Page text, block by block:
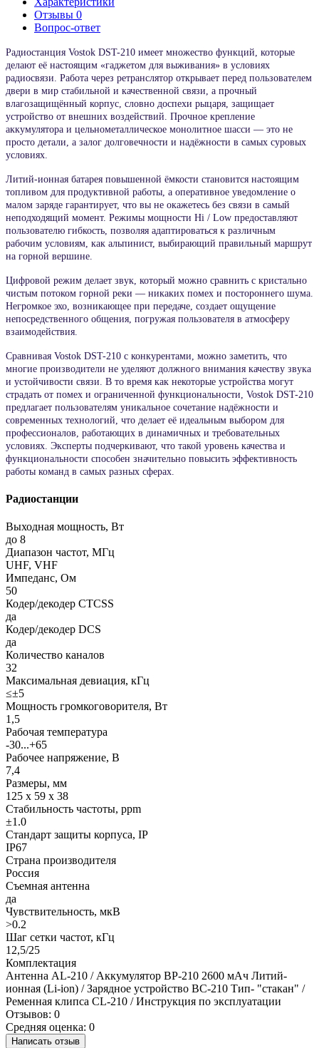
Отзывы 0
Вопрос-ответ
Радиостанция Vostok DST-210 имеет множество функций, которые
делают её настоящим «гаджетом для выживания» в условиях
радиосвязи. Работа через ретранслятор открывает перед пользователем
двери в мир стабильной и качественной связи, а прочный
влагозащищённый корпус, словно доспехи рыцаря, защищает
устройство от внешних воздействий. Прочное крепление
аккумулятора и цельнометаллическое монолитное шасси — это не
просто детали, а залог долговечности и надёжности в самых суровых
условиях.
Литий-ионная батарея повышенной ёмкости становится настоящим
топливом для продуктивной работы, а оперативное уведомление о
малом заряде гарантирует, что вы не окажетесь без связи в самый
неподходящий момент. Режимы мощности Hi / Low предоставляют
пользователю гибкость, позволяя адаптироваться к различным
рабочим условиям, как альпинист, выбирающий правильный маршрут
на горной вершине.
Цифровой режим делает звук, который можно сравнить с кристально
чистым потоком горной реки — никаких помех и постороннего шума.
Негромкое эхо, возникающее при передаче, создает ощущение
непосредственного общения, погружая пользователя в атмосферу
взаимодействия.
Сравнивая Vostok DST-210 с конкурентами, можно заметить, что
многие производители не уделяют должного внимания качеству звука
и устойчивости связи. В то время как некоторые устройства могут
страдать от помех и ограниченной функциональности, Vostok DST-210
предлагает пользователям уникальное сочетание надёжности и
современных технологий, что делает её идеальным выбором для
профессионалов, работающих в динамичных и требовательных
условиях. Эксперты подчеркивают, что такой уровень качества и
функциональности способен значительно повысить эффективность
работы команд в самых разных сферах.
Радиостанции
Выходная мощность, Вт
до 8
Диапазон частот, МГц
UHF, VHF
Импеданс, Ом
50
Кодер/декодер CTCSS
да
Кодер/декодер DCS
да
Количество каналов
32
Максимальная девиация, кГц
≤±5
Мощность громкоговорителя, Вт
1,5
Рабочая температура
-30...+65
Рабочее напряжение, В
7,4
Размеры, мм
125 х 59 х 38
Стабильность частоты, ppm
±1.0
Стандарт защиты корпуса, IP
IP67
Страна производителя
Россия
Съемная антенна
да
Чувствительность, мкВ
>0.2
Шаг сетки частот, кГц
12,5/25
Комплектация
Антенна AL-210 / Аккумулятор BP-210 2600 мАч Литий-
ионная (Li-ion) / Зарядное устройство BC-210 Тип- "стакан" /
Ременная клипса CL-210 / Инструкция по эксплуатации
Отзывов: 0
Средняя оценка: 0
Написать отзыв